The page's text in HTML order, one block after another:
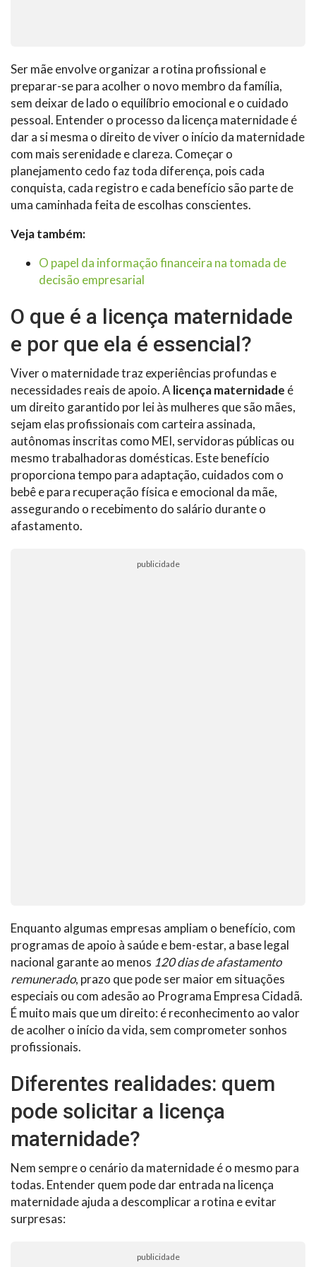
Ser mãe envolve organizar a rotina profissional e
preparar-se para acolher o novo membro da família,
sem deixar de lado o equilíbrio emocional e o cuidado
pessoal. Entender o processo da licença maternidade é
dar a si mesma o direito de viver o início da maternidade
com mais serenidade e clareza. Começar o
planejamento cedo faz toda diferença, pois cada
conquista, cada registro e cada benefício são parte de
uma caminhada feita de escolhas conscientes.
Veja também:
O papel da informação financeira na tomada de
decisão empresarial
O que é a licença maternidade
e por que ela é essencial?
Viver o maternidade traz experiências profundas e
necessidades reais de apoio. A licença maternidade é
um direito garantido por lei às mulheres que são mães,
sejam elas profissionais com carteira assinada,
autônomas inscritas como MEI, servidoras públicas ou
mesmo trabalhadoras domésticas. Este benefício
proporciona tempo para adaptação, cuidados com o
bebê e para recuperação física e emocional da mãe,
assegurando o recebimento do salário durante o
afastamento.
publicidade
Enquanto algumas empresas ampliam o benefício, com
programas de apoio à saúde e bem-estar, a base legal
nacional garante ao menos 120 dias de afastamento
remunerado, prazo que pode ser maior em situações
especiais ou com adesão ao Programa Empresa Cidadã.
É muito mais que um direito: é reconhecimento ao valor
de acolher o início da vida, sem comprometer sonhos
profissionais.
Diferentes realidades: quem
pode solicitar a licença
maternidade?
Nem sempre o cenário da maternidade é o mesmo para
todas. Entender quem pode dar entrada na licença
maternidade ajuda a descomplicar a rotina e evitar
surpresas:
publicidade